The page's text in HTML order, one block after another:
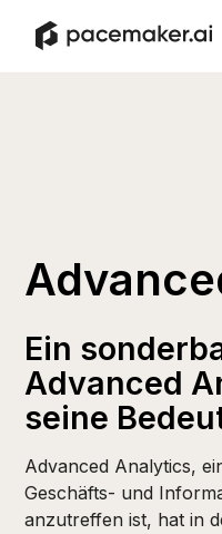
Ein
Advanced
seine
Advanced Analytics,
Geschäfts- und
anzutreffen ist, hat in